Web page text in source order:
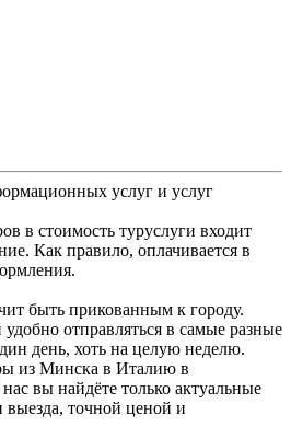
услуг и услуг
в стоимость туруслуги входит
Как правило, оплачивается в
быть прикованным к городу.
отправляться в самые разные
день, хоть на целую неделю.
из Минска в Италию в
вы найдёте только актуальные
точной ценой и